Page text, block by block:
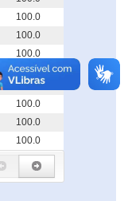
100.0
100.0
100.0
100.0
100.0
100.0
100.0